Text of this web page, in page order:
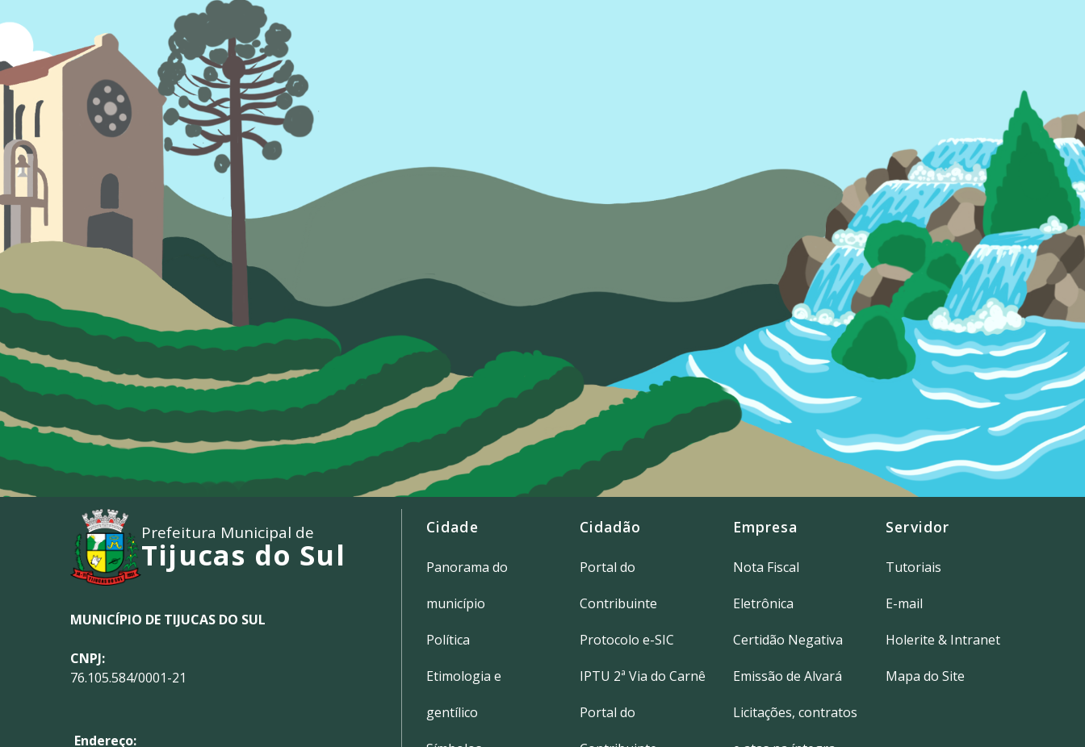
Prefeitura Municipal de
Tijucas do Sul
MUNICÍPIO DE TIJUCAS DO SUL
CNPJ:
76.105.584/0001-21
Endereço:
Cidade
Panorama do
município
Política
Etimologia e
gentílico
Cidadão
Portal do
Contribuinte
Protocolo e-SIC
IPTU 2ª Via do Carnê
Portal do
Empresa
Nota Fiscal
Eletrônica
Certidão Negativa
Emissão de Alvará
Licitações, contratos
Servidor
Tutoriais
E-mail
Holerite & Intranet
Mapa do Site